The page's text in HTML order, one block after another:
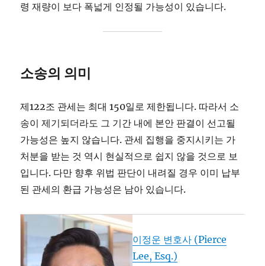
령 재량이 보다 폭넓게 인정될 가능성이 있습니다.
소송의 의미
제122조 관세는 최대 150일로 제한됩니다. 따라서 소
송이 제기되더라도 그 기간 내에 본안 판결이 선고될
가능성은 높지 않습니다. 관세 집행을 중지시키는 가
처분을 받는 것 역시 현실적으로 쉽지 않을 것으로 보
입니다. 다만 향후 위법 판단이 내려질 경우 이미 납부
된 관세의 환급 가능성은 남아 있습니다.
이정운 변호사 (Pierce
Lee, Esq.)